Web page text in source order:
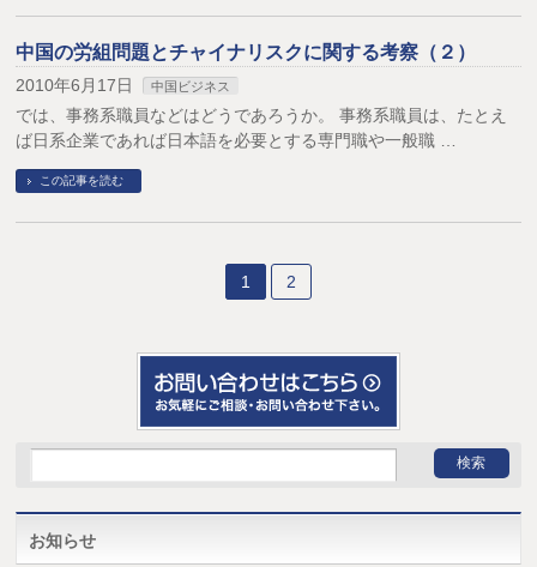
中国の労組問題とチャイナリスクに関する考察（２）
2010年6月17日 中国ビジネス
では、事務系職員などはどうであろうか。 事務系職員は、たとえ
ば日系企業であれば日本語を必要とする専門職や一般職 …
この記事を読む
1 2
お知らせ